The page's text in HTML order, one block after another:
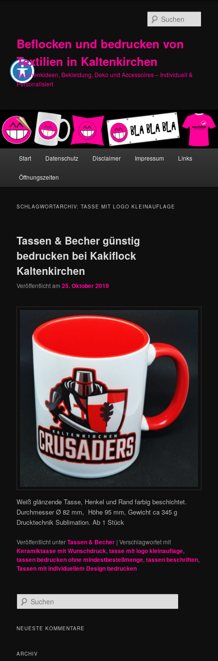
Beflocken und bedrucken von
Textilien in Kaltenkirchen
Geschenkideen, Bekleidung, Deko und Accessoires – Individuell &
Personalisiert
Start Datenschutz Disclaimer Impressum Links
Öffnungszeiten
SCHLAGWORTARCHIV:TASSE MIT LOGO KLEINAUFLAGE
Tassen & Becher günstig
bedrucken bei Kakiflock
Kaltenkirchen
Veröffentlicht am25. Oktober 2019
Weiß glänzende Tasse, Henkel und Rand farbig beschichtet.
Durchmesser Ø 82 mm, Höhe 95 mm, Gewicht ca 345 g
Drucktechnik Sublimation. Ab 1 Stück
Veröffentlicht unterTassen & Becher |Verschlagwortet mit
Keramiktasse mit Wunschdruck,tasse mit logo kleinauflage,
tassen bedrucken ohne mindestbestellmenge,tassen beschriften,
Tassen mit individuellem Design bedrucken
u
h
NEUESTE KOMMENTARE
ARCHIV